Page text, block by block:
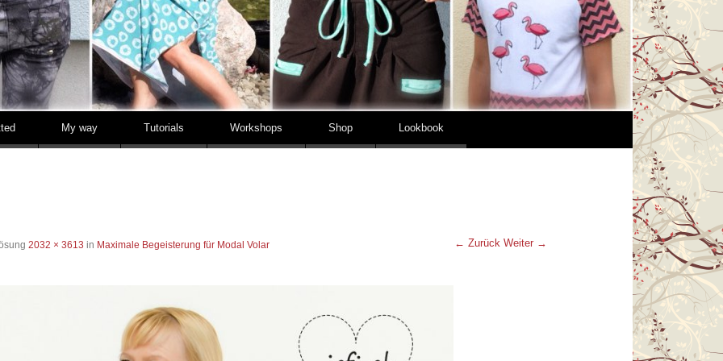
My way Tutorials Workshops Shop Lookbook
2032 × 3613 in Maximale Begeisterung für Modal Volar ← Zurück Weiter →